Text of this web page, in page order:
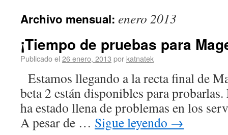
Archivo mensual: enero 2013
¡Tiempo de pruebas para
Publicado el 26 enero, 2013 por katnatek
Estamos llegando a la recta final de
beta 2 están disponibles para
ha estado llena de problemas en los
A pesar de … Sigue leyendo →